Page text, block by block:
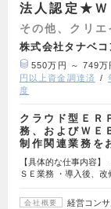
法人認定★Ｗ
その他、クリエ
株式会社タナベ
550万円 ～ 749万
円以上資金調達済
度
クラウド型ＥＲ
務、およびＷＥ
制作関連業務を
【具体的な仕事内容
ＳＥ業務 ・導入後、
会社概要
経営コン